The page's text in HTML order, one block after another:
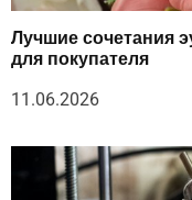
Лучшие сочетания
для покупателя
11.06.2026